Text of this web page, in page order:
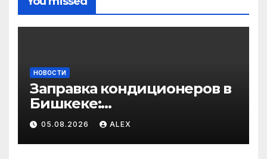
НОВОСТИ
Заправка кондиционеров в
Бишкеке:
профессиональные услуги
для дома и авто
05.08.2026 ALEX